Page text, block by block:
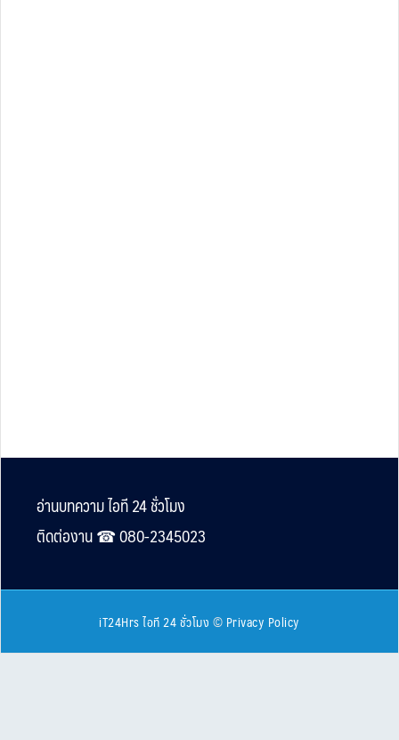
Footer
อ่านบทความ ไอที 24 ชั่วโมง
ติดต่องาน ☎︎ 080-2345023
iT24Hrs ไอที 24 ชั่วโมง © Privacy Policy